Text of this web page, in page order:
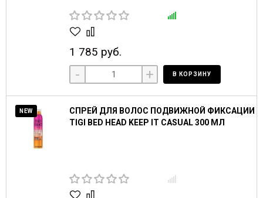
1 785 руб.
- + В КОРЗИНУ
NEW
СПРЕЙ ДЛЯ ВОЛОС ПОДВИЖНОЙ ФИКСАЦИИ
TIGI BED HEAD KEEP IT CASUAL 300 МЛ